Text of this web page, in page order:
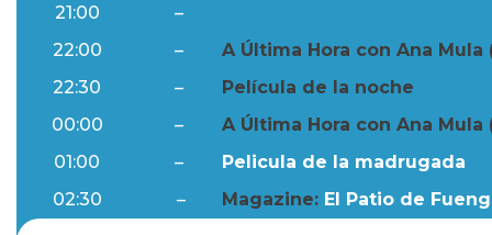
21:00
–
22:00
–
A Última Hora con Ana Mula
22:30
–
Película de la noche
00:00
–
A Última Hora con Ana Mula
01:00
–
Pelicula de la madrugada
02:30
– Magazine: El Patio de